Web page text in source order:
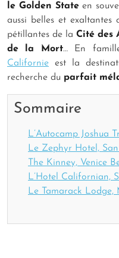
le Golden Stateen
aussi belles et exaltantes
pétillantes de laCité des
de la Mort… En
Californie est la
recherche du parfait
Sommaire
L’Autocamp Joshua
Le Zephyr Hotel,
The Kinney, Venice
L’Hotel Californian,
Le Tamarack Lodge,